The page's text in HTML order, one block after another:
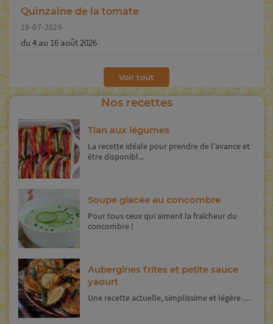
Quinzaine de la tomate
19-07-2026
du 4 au 16 août 2026
Voir tout
Nos recettes
Tian aux légumes
La recette idéale pour prendre de l'avance et
être disponibl...
Soupe glacée au concombre
Pour tous ceux qui aiment la fraîcheur du
concombre !
Aubergines frites et petite sauce
yaourt
Une recette actuelle, simplissime et légère …